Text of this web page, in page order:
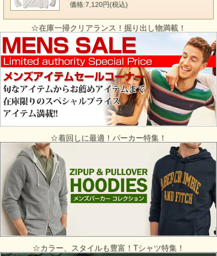
価格:7,120円(税込)
☆在庫一掃クリアランス！掘り出し物満載！
☆着回しに最適！パーカー特集！
☆カラー、スタイルも豊富！Tシャツ特集！